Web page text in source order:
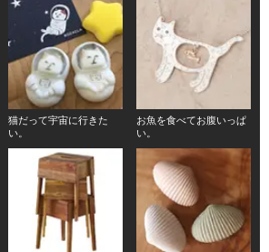
猫だって宇宙に行きた
い。
お魚を食べてお腹いっぱ
い。